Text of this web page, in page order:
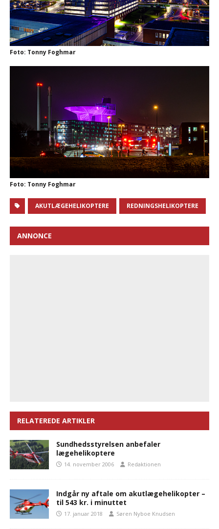
Foto: Tonny Foghmar
Foto: Tonny Foghmar
AKUTLÆGEHELIKOPTERE REDNINGSHELIKOPTERE
ANNONCE
RELATEREDE ARTIKLER
Sundhedsstyrelsen anbefaler
lægehelikoptere
14. november 2006 Redaktionen
Indgår ny aftale om akutlægehelikopter –
til 543 kr. i minuttet
17. januar 2018 Søren Nyboe Knudsen